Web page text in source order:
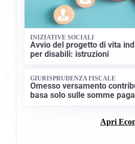
INIZIATIVE SOCIALI
Avvio del progetto di vita
per disabili: istruzioni
GIURISPRUDENZA FISCALE
Omesso versamento
basa solo sulle somme
Apri